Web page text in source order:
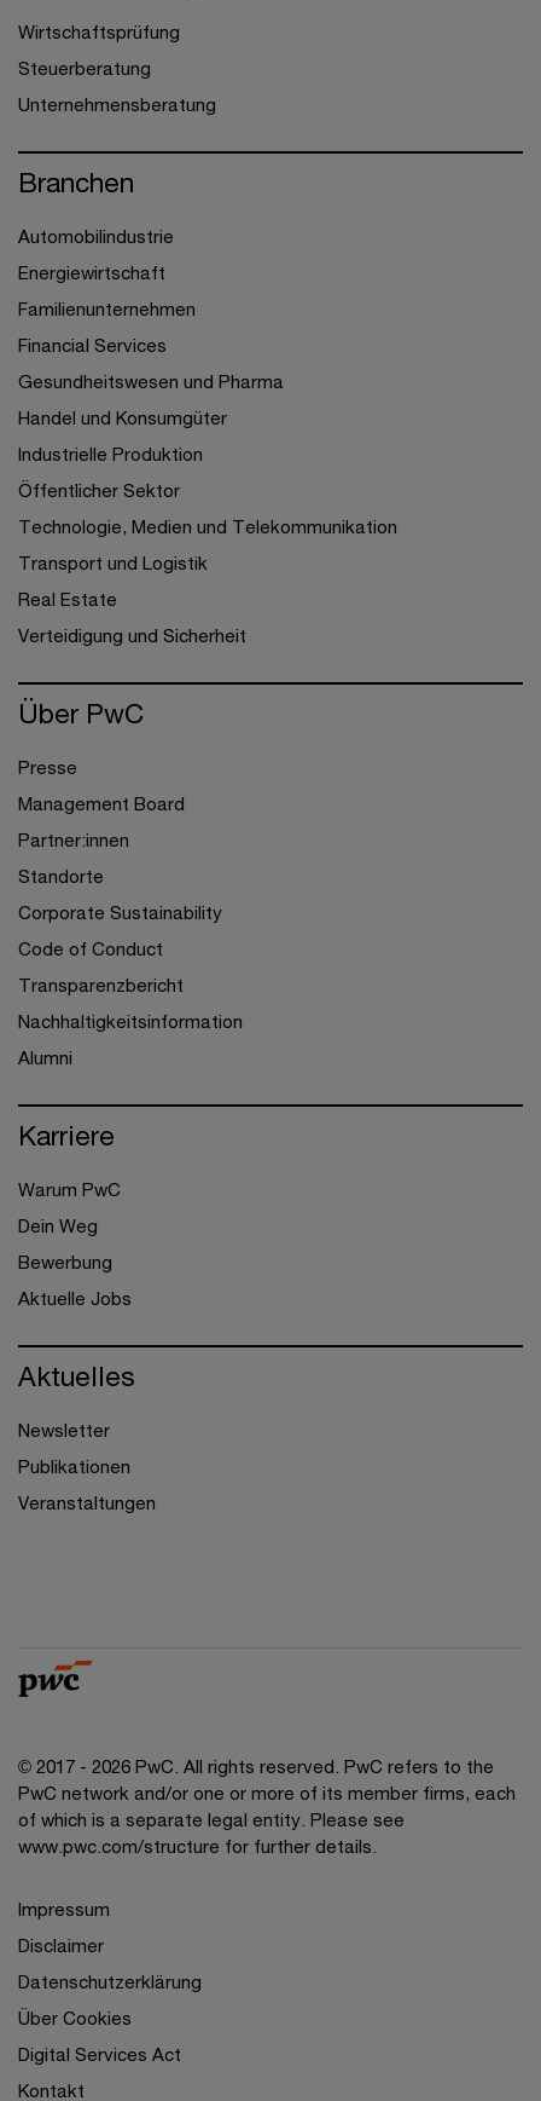
Wirtschaftsprüfung
Steuerberatung
Unternehmensberatung
Branchen
Automobilindustrie
Energiewirtschaft
Familienunternehmen
Financial Services
Gesundheitswesen und Pharma
Handel und Konsumgüter
Industrielle Produktion
Öffentlicher Sektor
Technologie, Medien und Telekommunikation
Transport und Logistik
Real Estate
Verteidigung und Sicherheit
Über PwC
Presse
Management Board
Partner:innen
Standorte
Corporate Sustainability
Code of Conduct
Transparenzbericht
Nachhaltigkeitsinformation
Alumni
Karriere
Warum PwC
Dein Weg
Bewerbung
Aktuelle Jobs
Aktuelles
Newsletter
Publikationen
Veranstaltungen
© 2017 - 2026 PwC. All rights reserved. PwC refers to the
PwC network and/or one or more of its member firms, each
of which is a separate legal entity. Please see
www.pwc.com/structure for further details.
Impressum
Disclaimer
Datenschutzerklärung
Über Cookies
Digital Services Act
Kontakt